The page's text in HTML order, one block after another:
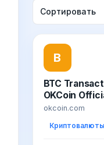
B
BTC
OKCoin
okcoin.com
Криптовалюты